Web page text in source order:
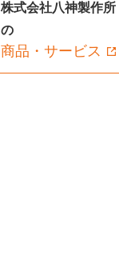
株式会社八神製作所
の
商品・サービス